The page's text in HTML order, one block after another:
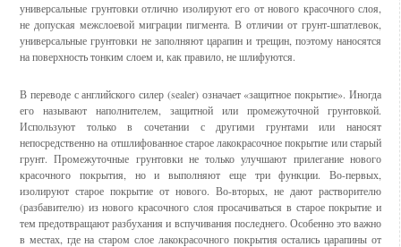
универсальные грунтовки отлично изолируют его от нового красочного слоя,
не допуская межслоевой миграции пигмента. В отличии от грунт-шпатлевок,
универсальные грунтовки не заполняют царапин и трещин, поэтому наносятся
на поверхность тонким слоем и, как правило, не шлифуются.
В переводе с английского силер (sealer) означает «защитное покрытие». Иногда
его называют наполнителем, защитной или промежуточной грунтовкой.
Используют только в сочетании с другими грунтами или наносят
непосредственно на отшлифованное старое лакокрасочное покрытие или старый
грунт. Промежуточные грунтовки не только улучшают прилегание нового
красочного покрытия, но и выполняют еще три функции. Во-первых,
изолируют старое покрытие от нового. Во-вторых, не дают растворителю
(разбавителю) из нового красочного слоя просачиваться в старое покрытие и
тем предотвращают разбухания и вспучивания последнего. Особенно это важно
в местах, где на старом слое лакокрасочного покрытия остались царапины от